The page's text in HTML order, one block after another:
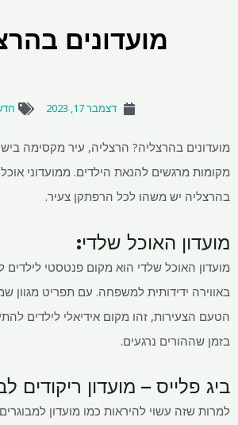
מועדונים
דצמבר 17, 2023
מועדונים בהרצליה? הרצליה, עיר מקסימה
מקומות מרגשים להנאת הילדים. ממועדוני אוכל
בהרצליה יש משהו לכל הרפתקן צעיר.
מועדון האוכל שלדי:
מועדון האוכל שלדי הוא מקום פנטסטי לילדים
באווירה ידידותית למשפחה. עם תפריט מגוון
הטעם הצעירות, זהו מקום אידיאלי לילדים
בזמן שההורים נרגעים.
ביג פלייס – מועדון ריקודים לבני 45
למרות שזה עשוי להיראות כמו מועדון